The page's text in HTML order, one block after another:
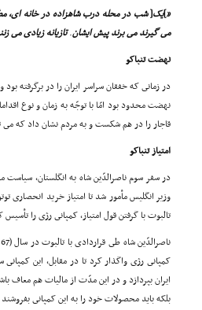
«
]یک[شب در محله درب شاهزاده در خانه اى،
مى گیرند مى برند پیش ایشان.تازیانه زیادى مى
نهضت تنباکو
در زمانى که خفقان سراسر ایران را در
نهضت محدود بود امّا با توجّه به زمان و نوع
قاجار را در هم شکست و به مردم نشان داد که مى
امتیاز تنباکو
در سفر سوم ناصرالدّین شاه به انگلستان، سیاست
وزیر انگلیس مأمور شد تا امتیاز خرید انحصارى
تالبوت با گرفتن قول امتیاز، کمپانى رژى را
ایران بپردازد و در این مدّت از مالیات هم معاف
بلکه باید محصولات خود را به این کمپانى